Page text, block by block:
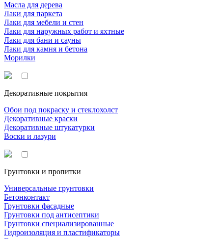
Масла для дерева
Лаки для паркета
Лаки для мебели и стен
Лаки для наружных работ и яхтные
Лаки для бани и сауны
Лаки для камня и бетона
Морилки
Декоративные покрытия
Обои под покраску и стеклохолст
Декоративные краски
Декоративные штукатурки
Воски и лазури
Грунтовки и пропитки
Универсальные грунтовки
Бетонконтакт
Грунтовки фасадные
Грунтовки под антисептики
Грунтовки специализированные
Гидроизоляция и пластификаторы